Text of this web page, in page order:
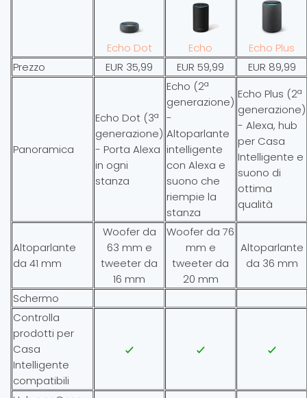
Echo Dot Echo
Echo Plus
Prezzo
EUR 35,99 EUR 59,99 EUR 89,99
Panoramica
Echo Dot (3ª
generazione)
- Porta Alexa
in ogni
stanza
Echo (2ª
generazione)
-
Altoparlante
intelligente
con Alexa e
suono che
riempie la
stanza
Echo Plus (2ª
generazione)
- Alexa, hub
per Casa
Intelligente e
suono di
ottima
qualità
Altoparlante
da 41 mm
Woofer da
63 mm e
tweeter da
16 mm
Woofer da 76
mm e
tweeter da
20 mm
Altoparlante
da 36 mm
Schermo
Controlla
prodotti per
Casa
Intelligente
compatibili